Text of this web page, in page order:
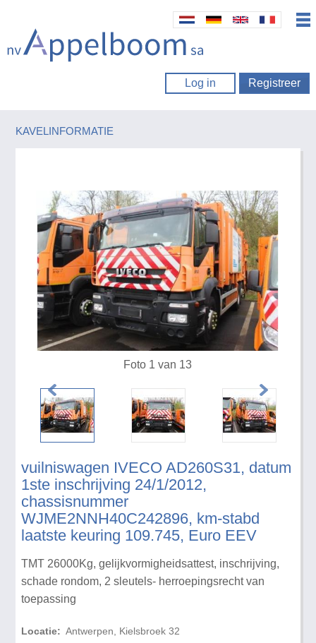
Log in Registreer
KAVELINFORMATIE
vuilniswagen IVECO AD260S31, datum
1ste inschrijving 24/1/2012,
chassisnummer
WJME2NNH40C242896, km-stabd
laatste keuring 109.745, Euro EEV
TMT 26000Kg, gelijkvormigheidsattest, inschrijving,
schade rondom, 2 sleutels- herroepingsrecht van
toepassing
Locatie: Antwerpen, Kielsbroek 32
Foto 1 van 13